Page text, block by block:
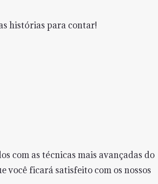
histórias para contar!
com as técnicas mais avançadas do
você ficará satisfeito com os nossos